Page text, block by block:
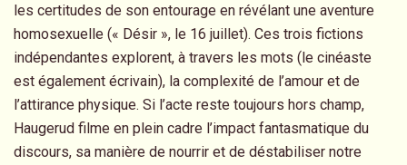
les certitudes de son entourage en révélant une aventure
homosexuelle (« Désir », le 16 juillet). Ces trois fictions
indépendantes explorent, à travers les mots (le cinéaste
est également écrivain), la complexité de l’amour et de
l’attirance physique. Si l’acte reste toujours hors champ,
Haugerud filme en plein cadre l’impact fantasmatique du
discours, sa manière de nourrir et de déstabiliser notre